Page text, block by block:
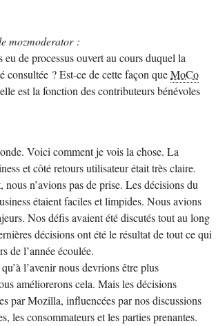
mozmoderator :
eu de processus ouvert au cours duquel la
consultée ? Est-ce de cette façon queMoCo
est la fonction des contributeurs bénévoles
Voici comment je vois la chose. La
et côté retours utilisateur était très claire.
nous n’avions pas de prise. Les décisions du
étaient faciles et limpides. Nous avions
Nos défis avaient été discutés tout au long
décisions ont été le résultat de tout ce qui
de l’année écoulée.
l’avenir nous devrions être plus
améliorerons cela. Mais les décisions
par Mozilla, influencées par nos discussions
les consommateurs et les parties prenantes.